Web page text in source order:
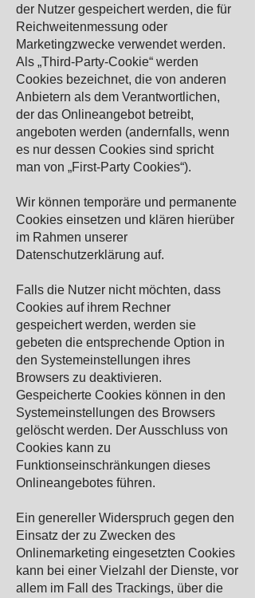
der Nutzer gespeichert werden, die für
Reichweitenmessung oder
Marketingzwecke verwendet werden.
Als „Third-Party-Cookie“ werden
Cookies bezeichnet, die von anderen
Anbietern als dem Verantwortlichen,
der das Onlineangebot betreibt,
angeboten werden (andernfalls, wenn
es nur dessen Cookies sind spricht
man von „First-Party Cookies“).
Wir können temporäre und permanente
Cookies einsetzen und klären hierüber
im Rahmen unserer
Datenschutzerklärung auf.
Falls die Nutzer nicht möchten, dass
Cookies auf ihrem Rechner
gespeichert werden, werden sie
gebeten die entsprechende Option in
den Systemeinstellungen ihres
Browsers zu deaktivieren.
Gespeicherte Cookies können in den
Systemeinstellungen des Browsers
gelöscht werden. Der Ausschluss von
Cookies kann zu
Funktionseinschränkungen dieses
Onlineangebotes führen.
Ein genereller Widerspruch gegen den
Einsatz der zu Zwecken des
Onlinemarketing eingesetzten Cookies
kann bei einer Vielzahl der Dienste, vor
allem im Fall des Trackings, über die